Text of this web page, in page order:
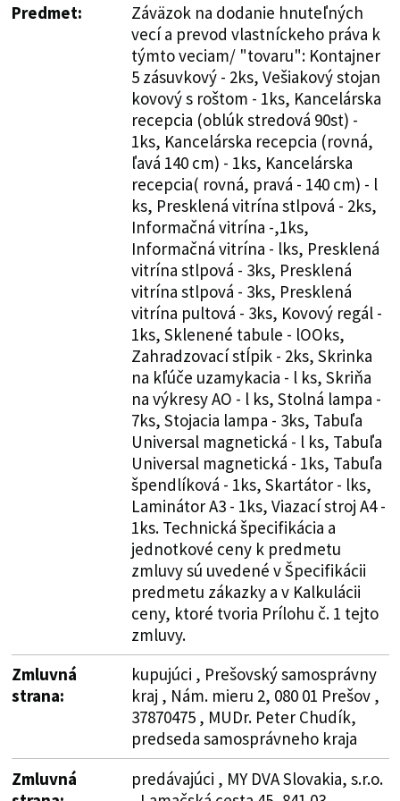
Predmet:
Záväzok na dodanie hnuteľných
vecí a prevod vlastníckeho práva k
týmto veciam/ "tovaru": Kontajner
5 zásuvkový - 2ks, Vešiakový stojan
kovový s roštom - 1ks, Kancelárska
recepcia (oblúk stredová 90st) -
1ks, Kancelárska recepcia (rovná,
ľavá 140 cm) - 1ks, Kancelárska
recepcia( rovná, pravá - 140 cm) - l
ks, Presklená vitrína stlpová - 2ks,
Informačná vitrína -,1ks,
Informačná vitrína - lks, Presklená
vitrína stlpová - 3ks, Presklená
vitrína stlpová - 3ks, Presklená
vitrína pultová - 3ks, Kovový regál -
1ks, Sklenené tabule - lOOks,
Zahradzovací stÍpik - 2ks, Skrinka
na kľúče uzamykacia - l ks, Skriňa
na výkresy AO - l ks, Stolná lampa -
7ks, Stojacia lampa - 3ks, Tabuľa
Universal magnetická - l ks, Tabuľa
Universal magnetická - 1ks, Tabuľa
špendlíková - 1ks, Skartátor - lks,
Laminátor A3 - 1ks, Viazací stroj A4 -
1ks. Technická špecifikácia a
jednotkové ceny k predmetu
zmluvy sú uvedené v Špecifikácii
predmetu zákazky a v Kalkulácii
ceny, ktoré tvoria Prílohu č. 1 tejto
zmluvy.
Zmluvná
strana:
kupujúci , Prešovský samosprávny
kraj , Nám. mieru 2, 080 01 Prešov ,
37870475 , MUDr. Peter Chudík,
predseda samosprávneho kraja
Zmluvná
predávajúci , MY DVA Slovakia, s.r.o.